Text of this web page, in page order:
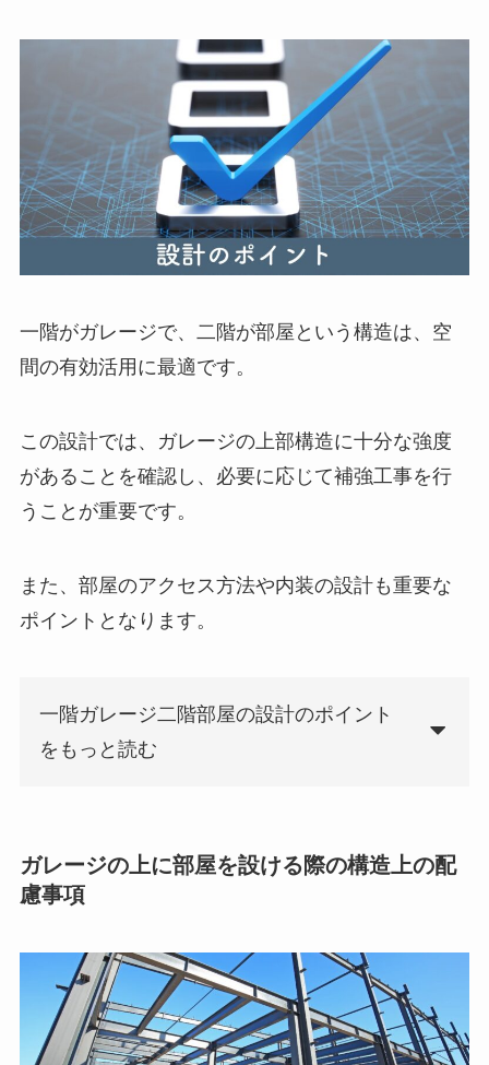
一階がガレージで、二階が部屋という構造は、空
間の有効活用に最適です。
この設計では、ガレージの上部構造に十分な強度
があることを確認し、必要に応じて補強工事を行
うことが重要です。
また、部屋のアクセス方法や内装の設計も重要な
ポイントとなります。
一階ガレージ二階部屋の設計のポイント
をもっと読む
ガレージの上に部屋を設ける際の構造上の配
慮事項